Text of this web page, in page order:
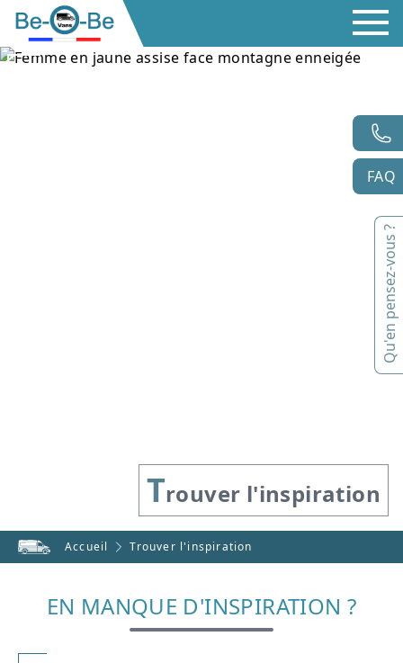
Trouver l'inspiration
Accueil Trouver l'inspiration
EN MANQUE D'INSPIRATION ?
Qu'en pensez-vous ?
FAQ